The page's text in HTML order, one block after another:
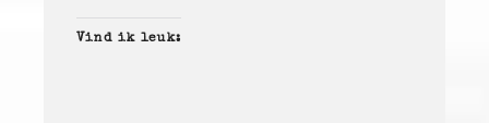
Vind ik leuk: